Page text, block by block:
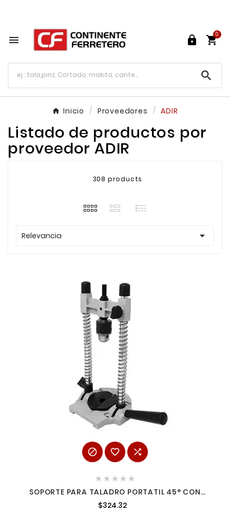
  
0

Inicio Proveedores ADIR
Listado de productos por
proveedor ADIR
308 products
Relevancia 
  
    
SOPORTE PARA TALADRO PORTATIL 45° CON
BROQUERO ADIR 0895
$324.32